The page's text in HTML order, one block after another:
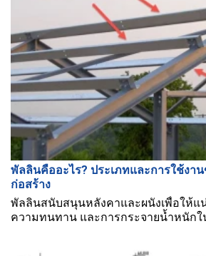
พัลลินคืออะไร? ประเภทและการใช้งา
ก่อสร้าง
พัลลินสนับสนุนหลังคาและผนังเพื่อให้แ
ความทนทาน และการกระจายน้ำหนักใ